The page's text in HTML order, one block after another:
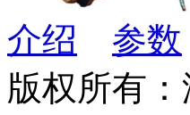
介绍
参数
版权所有